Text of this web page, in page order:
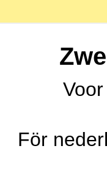
För